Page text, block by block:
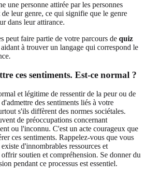
une personne attirée par les personnes
leur genre, ce qui signifie que le genre
dans leur attirance.
peut faire partie de votre parcours de quiz
à trouver un langage qui correspond le
ces sentiments. Est-ce normal ?
et légitime de ressentir de la peur ou de
des sentiments liés à votre
s'ils diffèrent des normes sociétales.
de préoccupations concernant
ou l'inconnu. C'est un acte courageux que
ces sentiments. Rappelez-vous que vous
d'innombrables ressources et
offrir soutien et compréhension. Se donner du
pendant ce processus est essentiel.